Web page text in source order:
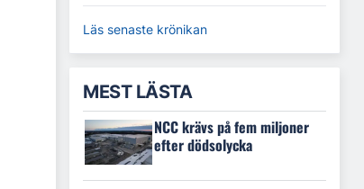
Läs senaste krönikan
MEST LÄSTA
NCC krävs på fem miljoner
efter dödsolycka